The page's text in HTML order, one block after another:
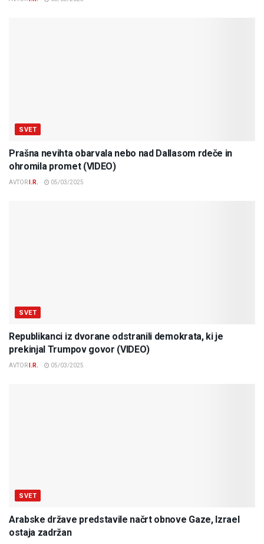
SVET
Prašna nevihta obarvala nebo nad Dallasom rdeče in
ohromila promet (VIDEO)
AVTOR I.R. 05/03/2025
SVET
Republikanci iz dvorane odstranili demokrata, ki je
prekinjal Trumpov govor (VIDEO)
AVTOR I.R. 05/03/2025
SVET
Arabske države predstavile načrt obnove Gaze, Izrael
ostaja zadržan